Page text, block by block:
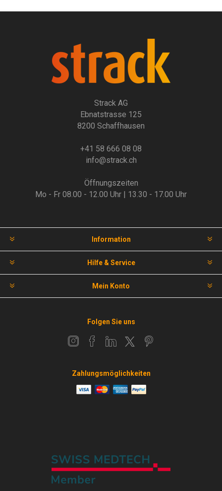
Strack AG
Ebnatstrasse 125
8200 Schaffhausen
+41 58 666 08 08
info@strack.ch
Öffnungszeiten
Mo - Fr 08.00 - 12.00 Uhr | 13.30 - 17.00 Uhr
Information
Hilfe & Service
Mein Konto
Folgen Sie uns
Zahlungsmöglichkeiten